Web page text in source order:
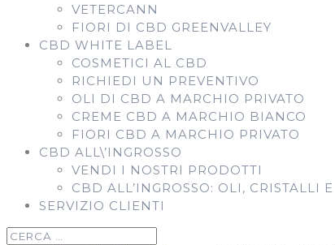
VETERCANN
FIORI DI CBD GREENVALLEY
CBD WHITE LABEL
COSMETICI AL CBD
RICHIEDI UN PREVENTIVO
OLI DI CBD A MARCHIO PRIVATO
CREME CBD A MARCHIO BIANCO
FIORI CBD A MARCHIO PRIVATO
CBD ALL\’INGROSSO
VENDI I NOSTRI PRODOTTI
CBD ALL’INGROSSO: OLI, CRISTALLI
SERVIZIO CLIENTI